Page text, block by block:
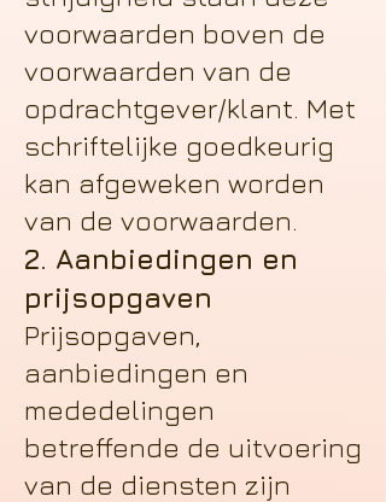
voorwaarden boven de
voorwaarden van de
opdrachtgever/klant. Met
schriftelijke goedkeurig
kan afgeweken worden
van de voorwaarden.
2. Aanbiedingen en
prijsopgaven
Prijsopgaven,
aanbiedingen en
mededelingen
betreffende de uitvoering
van de diensten zijn